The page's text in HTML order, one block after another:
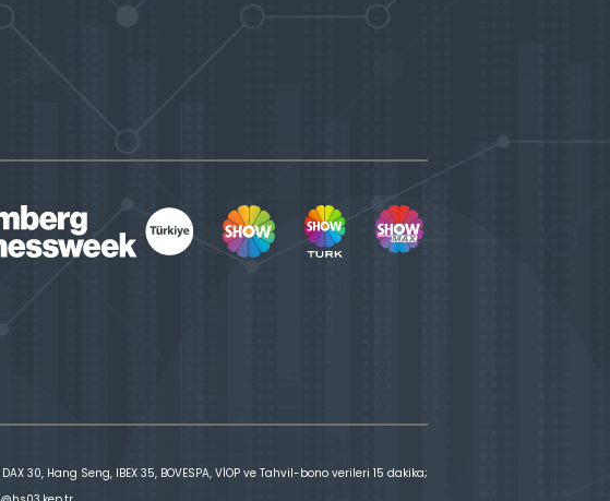
30, Hang Seng, IBEX 35, BOVESPA, VİOP ve Tahvil-bono verileri 15 dakika;